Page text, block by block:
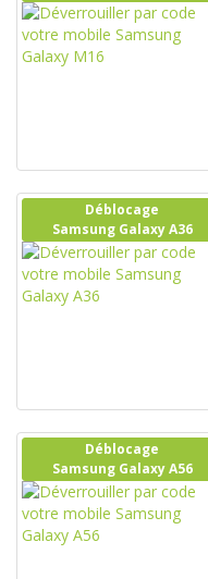
Déblocage
Samsung Galaxy A36
Déblocage
Samsung Galaxy A56